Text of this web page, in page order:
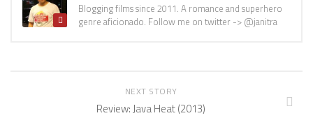
Blogging films since 2011. A romance and superhero
genre aficionado. Follow me on twitter -> @janitra
NEXT STORY
Review: Java Heat (2013)